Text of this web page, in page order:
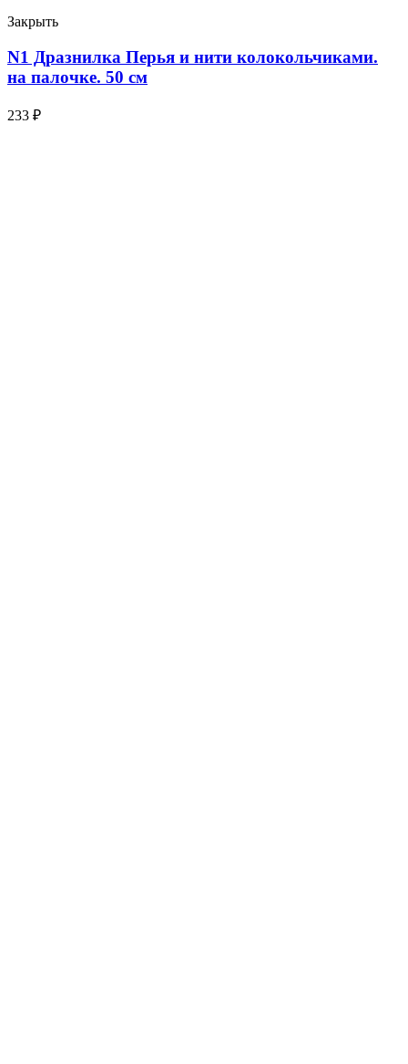
Закрыть
N1 Дразнилка Перья и нити колокольчиками.
на палочке. 50 см
233 ₽